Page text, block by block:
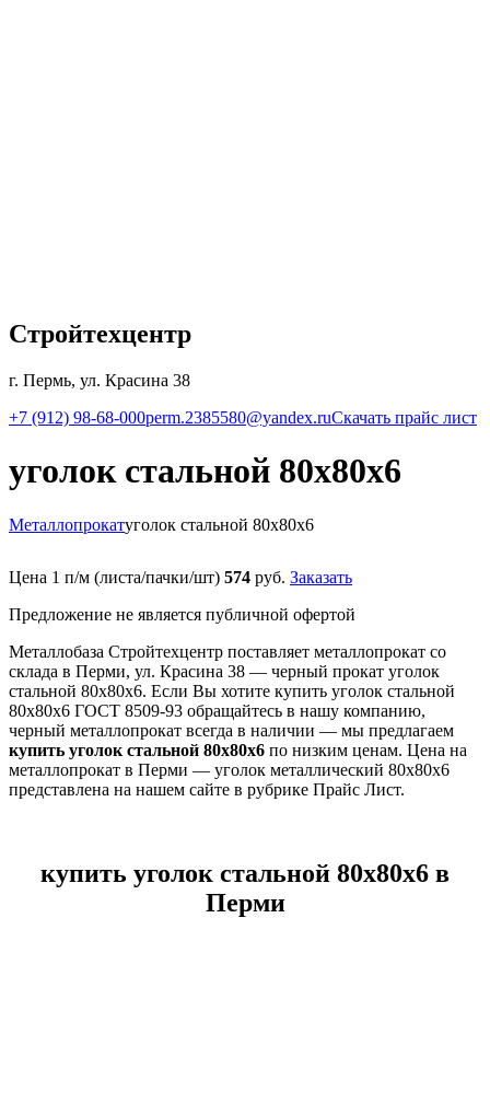
Стройтехцентр
г. Пермь, ул. Красина 38
+7 (912) 98-68-000perm.2385580@yandex.ruСкачать прайс лист
уголок стальной 80х80х6
Металлопрокатуголок стальной 80х80х6
Цена 1 п/м (листа/пачки/шт) 574 руб. Заказать
Предложение не является публичной офертой
Металлобаза Стройтехцентр поставляет металлопрокат со
склада в Перми, ул. Красина 38 — черный прокат уголок
стальной 80х80х6. Если Вы хотите купить уголок стальной
80х80х6 ГОСТ 8509-93 обращайтесь в нашу компанию,
черный металлопрокат всегда в наличии — мы предлагаем
купить уголок стальной 80х80х6 по низким ценам. Цена на
металлопрокат в Перми — уголок металлический 80х80х6
представлена на нашем сайте в рубрике Прайс Лист.
купить уголок стальной 80х80х6 в
Перми